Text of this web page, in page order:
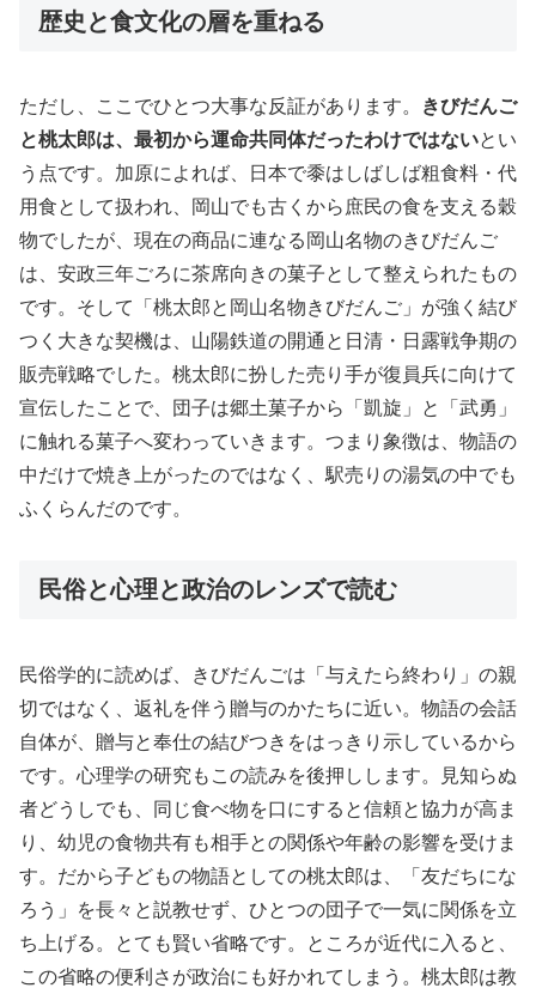
歴史と食文化の層を重ねる
ただし、ここでひとつ大事な反証があります。
きびだんご
と桃太郎は、最初から運命共同体だったわけではないとい
う点です。加原によれば、日本で黍はしばしば粗食料・代
用食として扱われ、岡山でも古くから庶民の食を支える穀
物でしたが、現在の商品に連なる岡山名物のきびだんご
は、安政三年ごろに茶席向きの菓子として整えられたもの
です。そして「桃太郎と岡山名物きびだんご」が強く結び
つく大きな契機は、山陽鉄道の開通と日清・日露戦争期の
販売戦略でした。桃太郎に扮した売り手が復員兵に向けて
宣伝したことで、団子は郷土菓子から「凱旋」と「武勇」
に触れる菓子へ変わっていきます。つまり象徴は、物語の
中だけで焼き上がったのではなく、駅売りの湯気の中でも
ふくらんだのです。
民俗と心理と政治のレンズで読む
民俗学的に読めば、きびだんごは「与えたら終わり」の親
切ではなく、返礼を伴う贈与のかたちに近い。物語の会話
自体が、贈与と奉仕の結びつきをはっきり示しているから
です。心理学の研究もこの読みを後押しします。見知らぬ
者どうしでも、同じ食べ物を口にすると信頼と協力が高ま
り、幼児の食物共有も相手との関係や年齢の影響を受けま
す。だから子どもの物語としての桃太郎は、「友だちにな
ろう」を長々と説教せず、ひとつの団子で一気に関係を立
ち上げる。とても賢い省略です。ところが近代に入ると、
この省略の便利さが政治にも好かれてしまう。桃太郎は教